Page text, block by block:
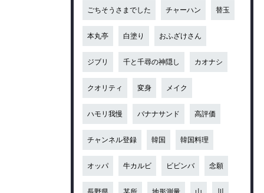
ごちそうさまでした チャーハン 替玉
本丸亭 白塗り おふざけさん
ジブリ 千と千尋の神隠し カオナシ
クオリティ 変身 メイク
ハモリ我慢 バナナサンド 高評価
チャンネル登録 韓国 韓国料理
オッパ 牛カルビ ビビンバ 念願